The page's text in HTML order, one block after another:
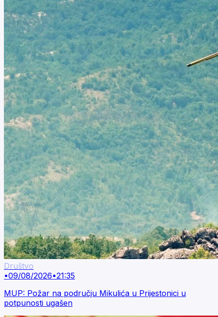
Društvo
•09/08/2026•21:35
MUP: Požar na području Mikulića u Prijestonici u
potpunosti ugašen